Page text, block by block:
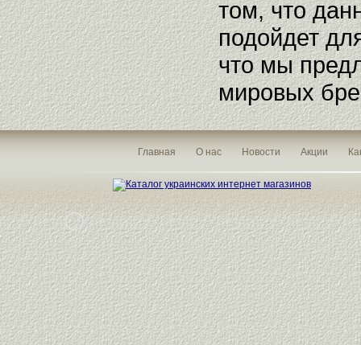
том, что
подойдет
что мы
мировых
Главная О нас Новости Акции